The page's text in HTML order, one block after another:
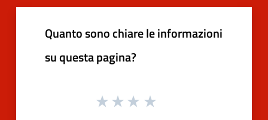
Quanto sono chiare le informazioni
su questa pagina?